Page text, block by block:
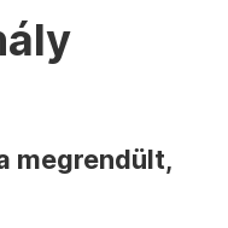
megrendült,